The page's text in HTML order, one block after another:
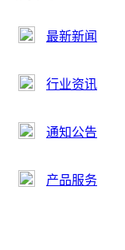
最新新闻
行业资讯
通知公告
产品服务